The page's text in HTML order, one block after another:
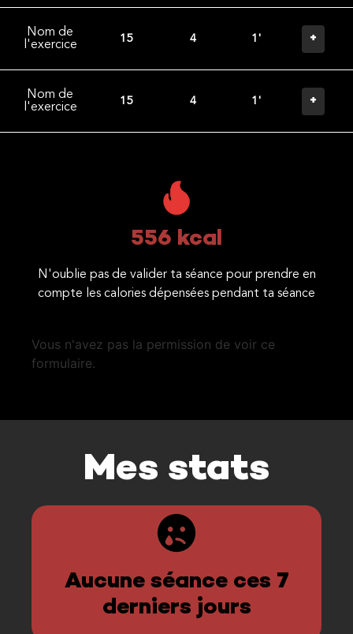
Nom de
l'exercice
15 4 1' +
Nom de
l'exercice
15 4 1' +
556 kcal
N'oublie pas de valider ta séance pour prendre en
compte les calories dépensées pendant ta séance
Vous n'avez pas la permission de voir ce
formulaire.
Mes stats
Aucune séance ces 7
derniers jours